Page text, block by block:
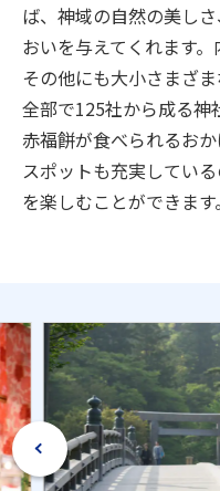
ば、神域の自然の美し
おいを与えてくれます
その他にも大小さまざ
全部で125社から成る神
赤福餅が食べられるお
スポットも充実してい
を楽しむことができます。